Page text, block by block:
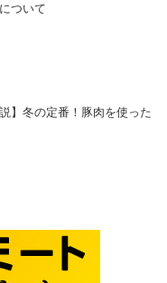
ついて
】冬の定番！豚肉を使った